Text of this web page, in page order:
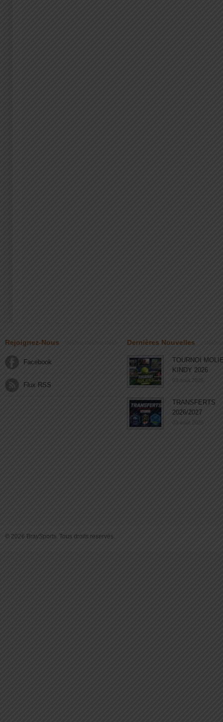
Rejoignez-Nous
Facebook
Flux RSS
Dernières Nouvelles
TOURNOI
KINDY 2026
03 août 2026
TRANSFERTS
2026/2027
03 août 2026
© 2026 BraySports. Tous droits reservés.